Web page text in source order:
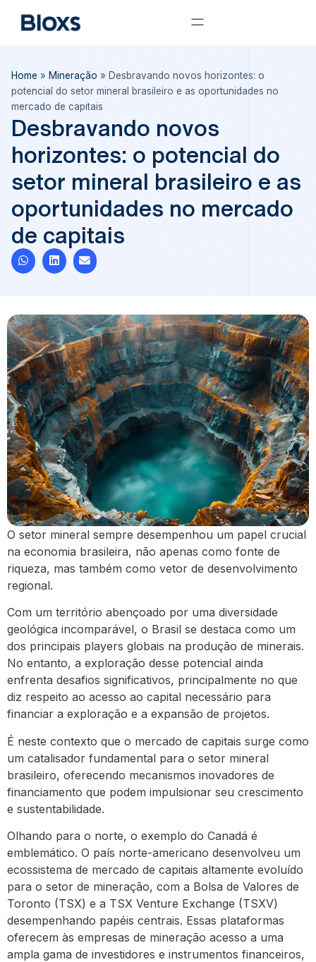
Home » Mineração » Desbravando novos horizontes: o
potencial do setor mineral brasileiro e as oportunidades no
mercado de capitais
Desbravando novos
horizontes: o potencial do
setor mineral brasileiro e as
oportunidades no mercado
de capitais
O setor mineral sempre desempenhou um papel crucial
na economia brasileira, não apenas como fonte de
riqueza, mas também como vetor de desenvolvimento
regional.
Com um território abençoado por uma diversidade
geológica incomparável, o Brasil se destaca como um
dos principais players globais na produção de minerais.
No entanto, a exploração desse potencial ainda
enfrenta desafios significativos, principalmente no que
diz respeito ao acesso ao capital necessário para
financiar a exploração e a expansão de projetos.
É neste contexto que o mercado de capitais surge como
um catalisador fundamental para o setor mineral
brasileiro, oferecendo mecanismos inovadores de
financiamento que podem impulsionar seu crescimento
e sustentabilidade.
Olhando para o norte, o exemplo do Canadá é
emblemático. O país norte-americano desenvolveu um
ecossistema de mercado de capitais altamente evoluído
para o setor de mineração, com a Bolsa de Valores de
Toronto (TSX) e a TSX Venture Exchange (TSXV)
desempenhando papéis centrais. Essas plataformas
oferecem às empresas de mineração acesso a uma
ampla gama de investidores e instrumentos financeiros,